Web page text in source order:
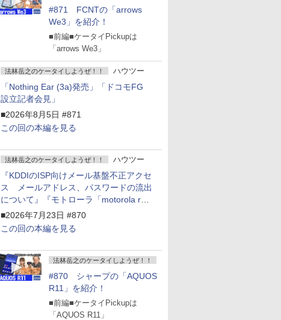
#871 FCNTの「arrows
We3」を紹介！
■前編■ケータイPickupは
「arrows We3」
法林岳之のケータイしようぜ！！ ハウツー
「Nothing Ear (3a)発売」「ドコモFG
設立記者会見」
■2026年8月5日 #871
この回の本編を見る
法林岳之のケータイしようぜ！！ ハウツー
『KDDIのISP向けメール基盤不正アクセ
ス メールアドレス、パスワードの流出
について』『モトローラ「motorola razr
fold」発表』『サムスン「Galaxy
Unpacked」開催』
■2026年7月23日 #870
この回の本編を見る
法林岳之のケータイしようぜ！！
#870 シャープの「AQUOS
R11」を紹介！
■前編■ケータイPickupは
「AQUOS R11」